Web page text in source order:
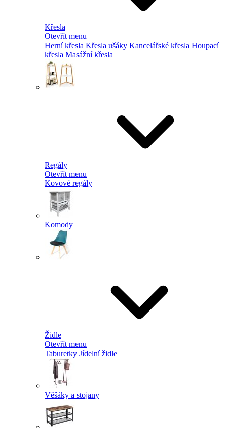
Křesla
Otevřít menu
Herní křesla Křesla ušáky Kancelářské křesla Houpací
křesla Masážní křesla
Regály
Otevřít menu
Kovové regály
Komody
Židle
Otevřít menu
Taburetky Jídelní židle
Věšáky a stojany